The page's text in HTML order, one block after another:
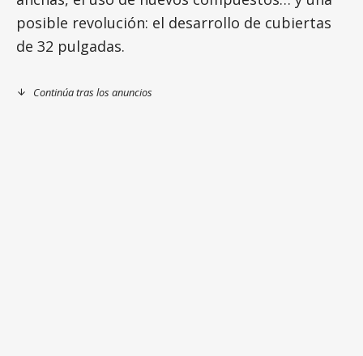
posible revolución: el desarrollo de cubiertas
de 32 pulgadas.
Continúa tras los anuncios